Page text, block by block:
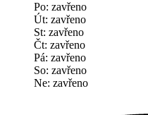
Po: zavřeno
Út: zavřeno
St: zavřeno
Čt: zavřeno
Pá: zavřeno
So: zavřeno
Ne: zavřeno